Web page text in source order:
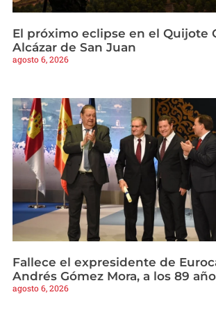
El próximo eclipse en el Quijote
Alcázar de San Juan
agosto 6, 2026
Fallece el expresidente de
Andrés Gómez Mora, a los 89
agosto 6, 2026